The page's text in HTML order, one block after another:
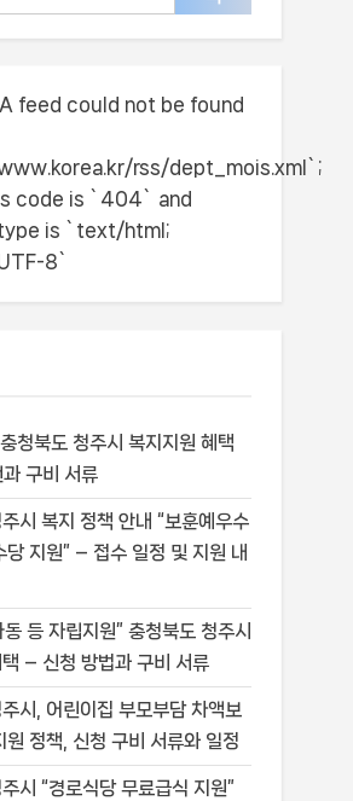
A feed could not be found
rss/dept_mois.xml`;
code is `404` and
is `text/html;
8`
청북도 청주시 복지지원 혜택
구비 서류
시 복지 정책 안내 “보훈예우수
당 지원” – 접수 일정 및 지원 내
등 자립지원” 충청북도 청주시
– 신청 방법과 구비 서류
시, 어린이집 부모부담 차액보
원 정책, 신청 구비 서류와 일정
시 “경로식당 무료급식 지원”